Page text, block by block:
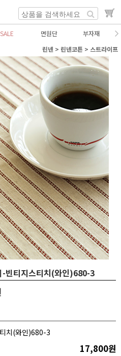
SALE 면원단
부자재
린넨 > 린넨코튼 > 스트라이프
빈티지스티치(와인)680-3
치(와인)680-3
17,800원